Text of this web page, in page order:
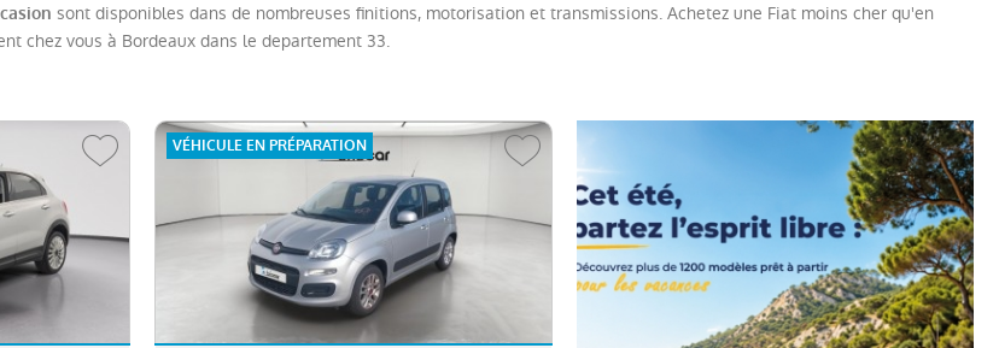
sont disponibles dans de nombreuses finitions, motorisation et transmissions. Achetez une Fiat moins cher qu'en
chez vous à Bordeaux dans le departement 33.
VÉHICULE EN PRÉPARATION